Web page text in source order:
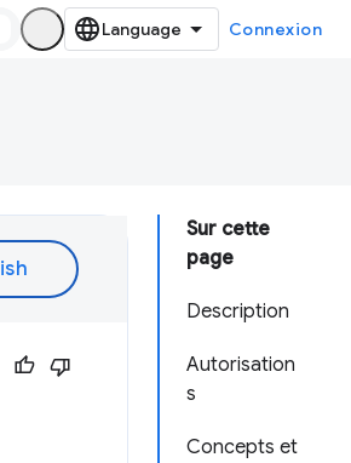
Connexion
Sur cette
page
Description
Autorisation
s
Concepts et